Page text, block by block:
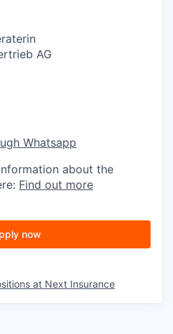
AG
Whatsapp
about the
Find out more
now
at Next Insurance